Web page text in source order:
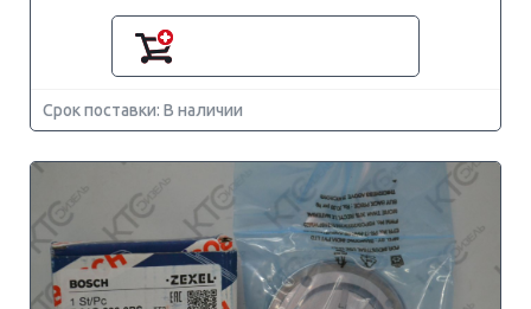
Срок поставки: В наличии